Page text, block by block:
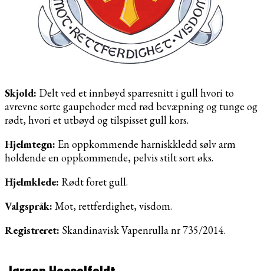
Skjold: Delt ved et innbøyd sparresnitt i gull hvori to
avrevne sorte gaupehoder med rød bevæpning og tunge og
rødt, hvori et utbøyd og tilspisset gull kors.
Hjelmtegn: En oppkommende harniskkledd sølv arm
holdende en oppkommende, pelvis stilt sort øks.
Hjelmklede: Rødt foret gull.
Valgspråk: Mot, rettferdighet, visdom.
Registreret: Skandinavisk Vapenrulla nr 735/2014.